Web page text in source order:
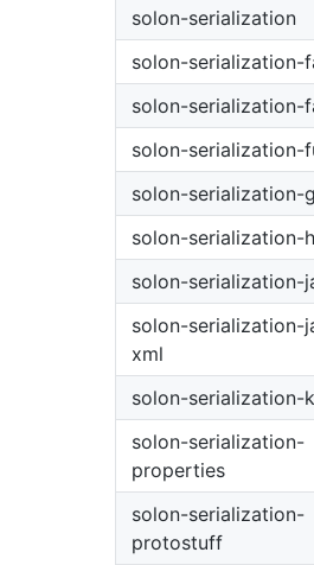
solon-serialization
solon-serialization-
solon-serialization-
solon-serialization-
solon-serialization-
solon-serialization-
solon-serialization-
solon-serialization-
xml
solon-serialization-
solon-serialization-
properties
solon-serialization-
protostuff